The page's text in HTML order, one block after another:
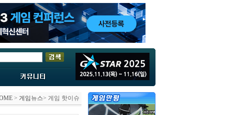
> 게임뉴스> 게임 핫이슈